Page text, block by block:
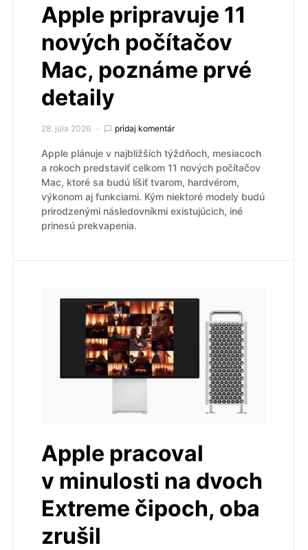
Apple pripravuje 11
nových počítačov
Mac, poznáme prvé
detaily
28. júla 2026 pridaj komentár
Apple plánuje v najbližších týždňoch, mesiacoch
a rokoch predstaviť celkom 11 nových počítačov
Mac, ktoré sa budú líšiť tvarom, hardvérom,
výkonom aj funkciami. Kým niektoré modely budú
prirodzenými následovníkmi existujúcich, iné
prinesú prekvapenia.
Apple pracoval
v minulosti na dvoch
Extreme čipoch, oba
zrušil